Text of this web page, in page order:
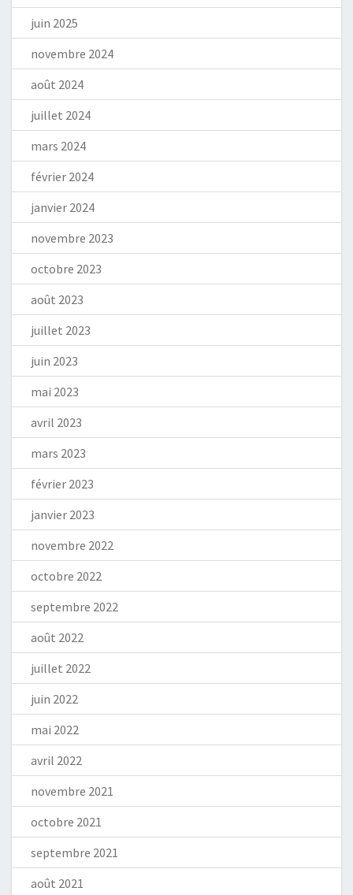
juin 2025
novembre 2024
août 2024
juillet 2024
mars 2024
février 2024
janvier 2024
novembre 2023
octobre 2023
août 2023
juillet 2023
juin 2023
mai 2023
avril 2023
mars 2023
février 2023
janvier 2023
novembre 2022
octobre 2022
septembre 2022
août 2022
juillet 2022
juin 2022
mai 2022
avril 2022
novembre 2021
octobre 2021
septembre 2021
août 2021